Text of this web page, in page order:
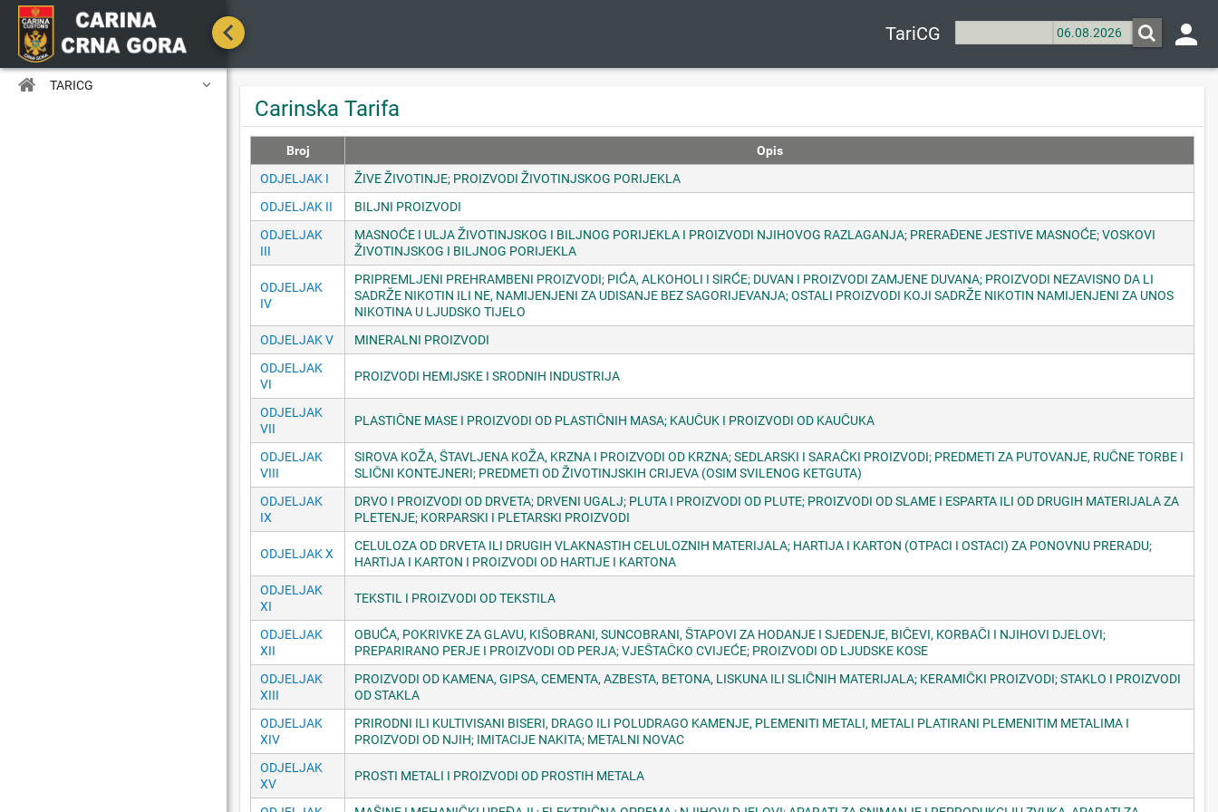
person
TariCG
TARICG 
Carinska Tarifa
Broj
Opis
ODJELJAK I
ŽIVE ŽIVOTINJE; PROIZVODI ŽIVOTINJSKOG PORIJEKLA
ODJELJAK II
BILJNI PROIZVODI
ODJELJAK
III
MASNOĆE I ULJA ŽIVOTINJSKOG I BILJNOG PORIJEKLA I PROIZVODI NJIHOVOG RAZLAGANJA; PRERAĐENE JESTIVE MASNOĆE; VOSKOVI
ŽIVOTINJSKOG I BILJNOG PORIJEKLA
ODJELJAK
IV
PRIPREMLJENI PREHRAMBENI PROIZVODI; PIĆA, ALKOHOLI I SIRĆE; DUVAN I PROIZVODI ZAMJENE DUVANA; PROIZVODI NEZAVISNO DA LI
SADRŽE NIKOTIN ILI NE, NAMIJENJENI ZA UDISANJE BEZ SAGORIJEVANJA; OSTALI PROIZVODI KOJI SADRŽE NIKOTIN NAMIJENJENI ZA UNOS
NIKOTINA U LJUDSKO TIJELO
ODJELJAK V
MINERALNI PROIZVODI
ODJELJAK
VI
PROIZVODI HEMIJSKE I SRODNIH INDUSTRIJA
ODJELJAK
VII
PLASTIČNE MASE I PROIZVODI OD PLASTIČNIH MASA; KAUČUK I PROIZVODI OD KAUČUKA
ODJELJAK
VIII
SIROVA KOŽA, ŠTAVLJENA KOŽA, KRZNA I PROIZVODI OD KRZNA; SEDLARSKI I SARAČKI PROIZVODI; PREDMETI ZA PUTOVANJE, RUČNE TORBE I
SLIČNI KONTEJNERI; PREDMETI OD ŽIVOTINJSKIH CRIJEVA (OSIM SVILENOG KETGUTA)
ODJELJAK
IX
DRVO I PROIZVODI OD DRVETA; DRVENI UGALJ; PLUTA I PROIZVODI OD PLUTE; PROIZVODI OD SLAME I ESPARTA ILI OD DRUGIH MATERIJALA ZA
PLETENJE; KORPARSKI I PLETARSKI PROIZVODI
ODJELJAK X
CELULOZA OD DRVETA ILI DRUGIH VLAKNASTIH CELULOZNIH MATERIJALA; HARTIJA I KARTON (OTPACI I OSTACI) ZA PONOVNU PRERADU;
HARTIJA I KARTON I PROIZVODI OD HARTIJE I KARTONA
ODJELJAK
XI
TEKSTIL I PROIZVODI OD TEKSTILA
ODJELJAK
XII
OBUĆA, POKRIVKE ZA GLAVU, KIŠOBRANI, SUNCOBRANI, ŠTAPOVI ZA HODANJE I SJEDENJE, BIČEVI, KORBAČI I NJIHOVI DJELOVI;
PREPARIRANO PERJE I PROIZVODI OD PERJA; VJEŠTAČKO CVIJEĆE; PROIZVODI OD LJUDSKE KOSE
ODJELJAK
XIII
PROIZVODI OD KAMENA, GIPSA, CEMENTA, AZBESTA, BETONA, LISKUNA ILI SLIČNIH MATERIJALA; KERAMIČKI PROIZVODI; STAKLO I PROIZVODI
OD STAKLA
ODJELJAK
XIV
PRIRODNI ILI KULTIVISANI BISERI, DRAGO ILI POLUDRAGO KAMENJE, PLEMENITI METALI, METALI PLATIRANI PLEMENITIM METALIMA I
PROIZVODI OD NJIH; IMITACIJE NAKITA; METALNI NOVAC
ODJELJAK
XV
PROSTI METALI I PROIZVODI OD PROSTIH METALA